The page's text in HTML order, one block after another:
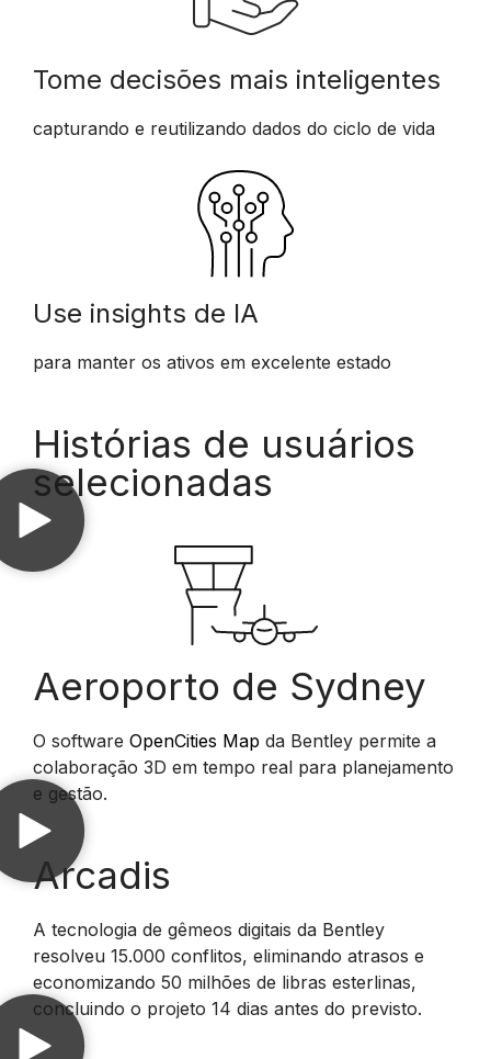
Tome decisões mais inteligentes
capturando e reutilizando dados do ciclo de vida
Use insights de IA
para manter os ativos em excelente estado
Histórias de usuários
selecionadas
Aeroporto de Sydney
O software OpenCities Map da Bentley permite a
colaboração 3D em tempo real para planejamento
e gestão.
Arcadis
A tecnologia de gêmeos digitais da Bentley
resolveu 15.000 conflitos, eliminando atrasos e
economizando 50 milhões de libras esterlinas,
concluindo o projeto 14 dias antes do previsto.